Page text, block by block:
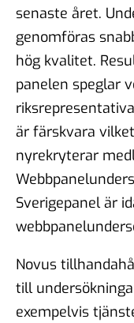
senaste året.
genomföras
hög kvalitet.
panelen speglar
är färskvara
nyrekryterar
Sverigepanel är
Novus
till
exempelvis